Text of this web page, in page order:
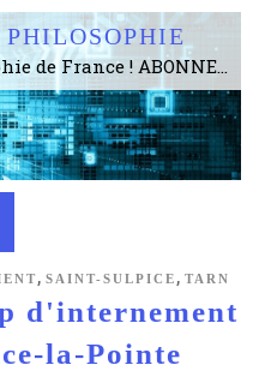
Le plus gros site de philosophie de France ! ABONNEZ-VOUS ! 4115 Articles, 1634 abonné·e·s, depuis 2006 . . . . . . . . 2 852 214 pages vues jusqu'à présent. Prestance et être apte à un plus grand nombre de choses.
, SAINT-SULPICE , TARN
d'internement
la-Pointe